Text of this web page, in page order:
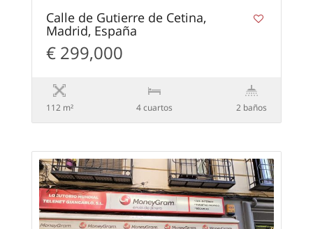
Calle de Gutierre de Cetina,
Madrid, España
€ 299,000
112 m² 4 сuartos 2 baños